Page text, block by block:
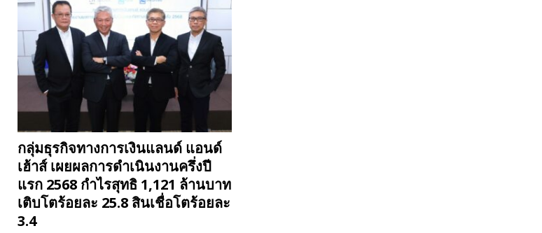
กลุ่มธุรกิจทางการเงินแลนด์ แอนด์
เฮ้าส์ เผยผลการดำเนินงานครึ่งปี
แรก 2568 กำไรสุทธิ 1,121 ล้านบาท
เติบโตร้อยละ 25.8 สินเชื่อโตร้อยละ
3.4